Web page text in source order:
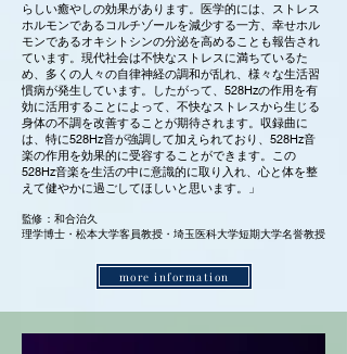
らしい癒やしの効果があります。医学的には、ストレス
ホルモンであるコルチゾールを減少する一方、幸せホル
モンであるオキシトシンの分泌を高めることも報告され
ています。現代社会は不快なストレスに満ちているた
め、多くの人々の自律神経の調和が乱れ、様々な生活習
慣病が発生しています。したがって、528Hzの作用を有
効に活用することによって、不快なストレスから生じる
身体の不調を改善することが期待されます。収録曲に
は、特に528Hz音が強調して加えられており、528Hz音
楽の作用を効果的に受容することができます。この
528Hz音楽を生活の中に意識的に取り入れ、心と体を整
えて健やかに過ごしてほしいと思います。」
監修：和合治久
理学博士・松本大学客員教授・埼玉医科大学短期大学名誉教授
more information